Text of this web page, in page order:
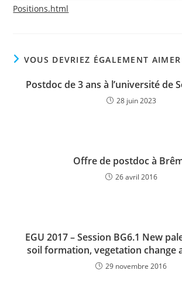
Positions.html
VOUS DEVRIEZ ÉGALEMENT AIMER
Postdoc de 3 ans à l’université de
28 juin 2023
Offre de postdoc à
26 avril 2016
EGU 2017 – Session BG6.1 New
soil formation, vegetation change
29 novembre 2016